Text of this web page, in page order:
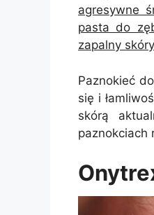
agresywne
pasta do
zapalny
Paznokieć
się i
skórą
paznokciach